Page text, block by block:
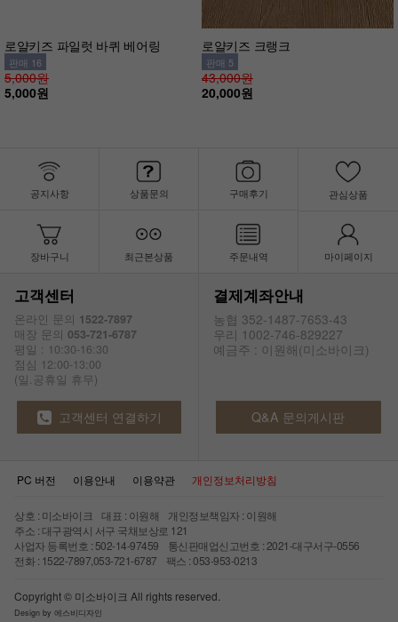
로얄키즈 파일럿 바퀴 베어링
판매 16
5,000원
5,000원
로얄키즈 크랭크
판매 5
43,000원
20,000원
공지사항 상품문의 구매후기 관심상품
장바구니 최근본상품 주문내역 마이페이지
고객센터
온라인 문의 1522-7897
매장 문의 053-721-6787
평일 : 10:30-16:30
점심 12:00-13:00
(일.공휴일 휴무)
결제계좌안내
농협 352-1487-7653-43
우리 1002-746-829227
예금주 : 이원해(미소바이크)
고객센터 연결하기 Q&A 문의게시판
PC 버전 이용안내 이용약관 개인정보처리방침
상호 : 미소바이크 대표 : 이원해 개인정보책임자 : 이원해
주소 : 대구광역시 서구 국채보상로 121
사업자 등록번호 : 502-14-97459 통신판매업신고번호 : 2021-대구서구-0556
전화 : 1522-7897,053-721-6787 팩스 : 053-953-0213
Copyright © 미소바이크 All rights reserved.
Design by 에스비디자인